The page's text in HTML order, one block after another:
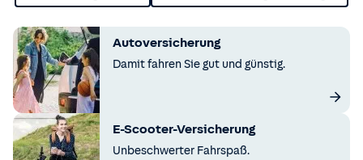
Autoversicherung
Damit fahren Sie gut und günstig.
E-Scooter-Versicherung
Unbeschwerter Fahrspaß.